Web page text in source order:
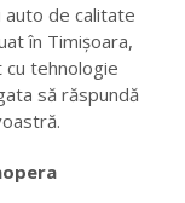
de calitate
în Timișoara,
tehnologie
să răspundă